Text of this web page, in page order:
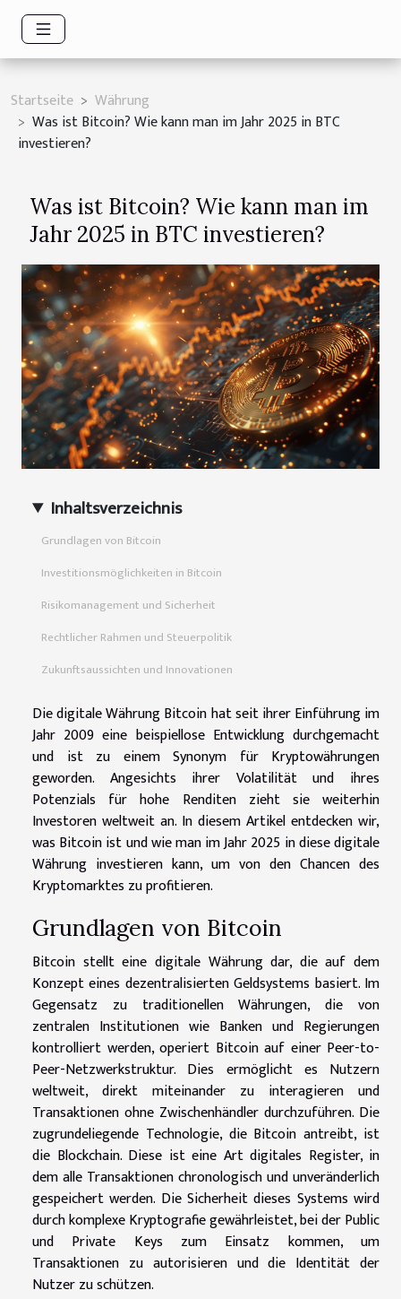
Startseite
Währung
Was ist Bitcoin? Wie kann man im Jahr 2025 in BTC
investieren?
Was ist Bitcoin? Wie kann man im
Jahr 2025 in BTC investieren?
Inhaltsverzeichnis
Grundlagen von Bitcoin
Investitionsmöglichkeiten in Bitcoin
Risikomanagement und Sicherheit
Rechtlicher Rahmen und Steuerpolitik
Zukunftsaussichten und Innovationen
Die digitale Währung Bitcoin hat seit ihrer Einführung im
Jahr 2009 eine beispiellose Entwicklung durchgemacht
und ist zu einem Synonym für Kryptowährungen
geworden. Angesichts ihrer Volatilität und ihres
Potenzials für hohe Renditen zieht sie weiterhin
Investoren weltweit an. In diesem Artikel entdecken wir,
was Bitcoin ist und wie man im Jahr 2025 in diese digitale
Währung investieren kann, um von den Chancen des
Kryptomarktes zu profitieren.
Grundlagen von Bitcoin
Bitcoin stellt eine digitale Währung dar, die auf dem
Konzept eines dezentralisierten Geldsystems basiert. Im
Gegensatz zu traditionellen Währungen, die von
zentralen Institutionen wie Banken und Regierungen
kontrolliert werden, operiert Bitcoin auf einer Peer-to-
Peer-Netzwerkstruktur. Dies ermöglicht es Nutzern
weltweit, direkt miteinander zu interagieren und
Transaktionen ohne Zwischenhändler durchzuführen. Die
zugrundeliegende Technologie, die Bitcoin antreibt, ist
die Blockchain. Diese ist eine Art digitales Register, in
dem alle Transaktionen chronologisch und unveränderlich
gespeichert werden. Die Sicherheit dieses Systems wird
durch komplexe Kryptografie gewährleistet, bei der Public
und Private Keys zum Einsatz kommen, um
Transaktionen zu autorisieren und die Identität der
Nutzer zu schützen.